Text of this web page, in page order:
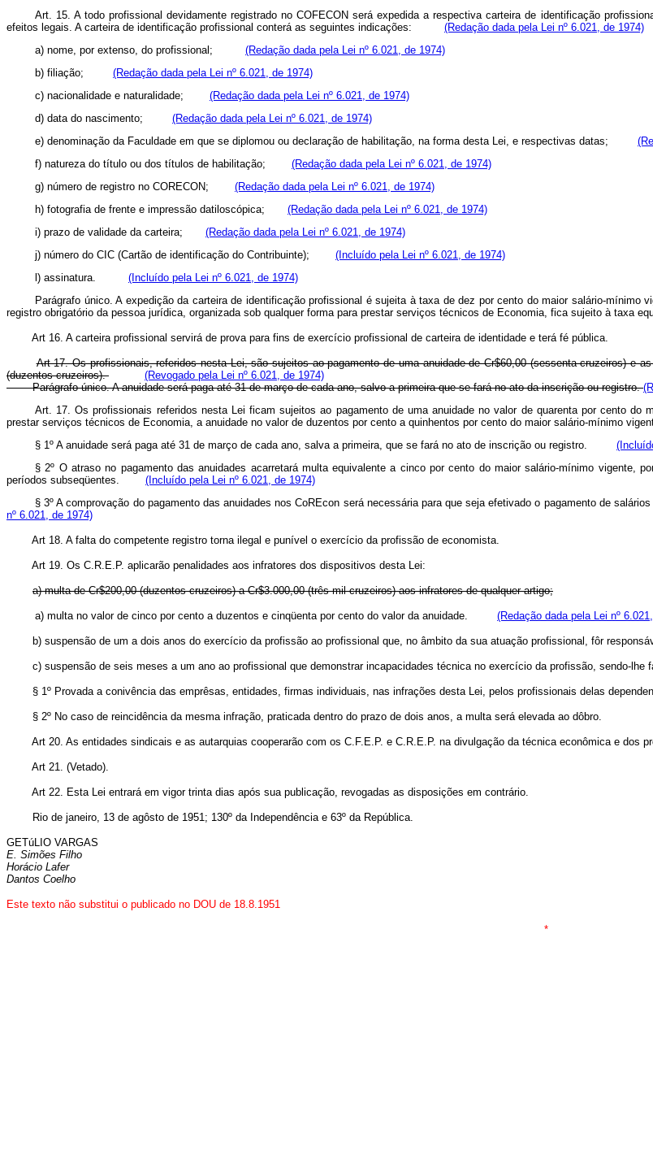
Art. 15. A todo profissional devidamente registrado noCOFECON será expedida a respectiva carteira de identificação
efeitos legais. A carteira de identificação profissional conterá as seguintes indicações: (Redação dada pela Lei nº 6.021, de 1974)
a) nome, por extenso, do profissional; (Redação dada pela Lei nº 6.021, de 1974)
b) filiação; (Redação dada pela Lei nº 6.021, de 1974)
c) nacionalidade e naturalidade; (Redação dada pela Lei nº 6.021, de 1974)
d) data do nascimento; (Redação dada pela Lei nº 6.021, de 1974)
e) denominação da Faculdade em que se diplomou ou declaração de habilitação, na forma desta Lei, e respectivas datas;
f) natureza do título ou dos títulos de habilitação; (Redação dada pela Lei nº 6.021, de 1974)
g) número de registro no CORECON; (Redação dada pela Lei nº 6.021, de 1974)
h) fotografia de frente e impressão datiloscópica; (Redação dada pela Lei nº 6.021, de 1974)
i) prazo de validade da carteira;
(Redação dada pela Lei nº 6.021, de 1974)
j) número do CIC (Cartão de identificação do Contribuinte); (Incluído pela Lei nº 6.021, de 1974)
l) assinatura. (Incluído pela Lei nº 6.021, de 1974)
Parágrafo único. A expedição da carteira de identificação profissional é sujeita à taxa de dez por cento do maior salário-
registro obrigatório da pessoa jurídica, organizada sob qualquer forma para prestar serviços técnicos de Economia, fica sujeito à
Art 16. A carteira profissional servirá de prova para fins de exercício profissional de carteira de identidade e terá fé pública.
Art 17. Os profissionais, referidos nesta Lei, são sujeitos ao pagamento de uma anuidade de Cr$60,00 (sessenta cruzeiros) e
(duzentos cruzeiros).
(Revogado pela Lei nº 6.021, de 1974)
Parágrafo único. A anuidade será paga até 31 de março de cada ano, salvo a primeira que se fará no ato da inscrição ou registro.
Art. 17. Os profissionais referidos nesta Lei ficam sujeitos ao pagamento de uma anuidade no valor de quarenta por cento
prestar serviços técnicos de Economia, a anuidade no valor de duzentos por cento a quinhentos por cento do maior salário-mínimo
§ 1º A anuidade será paga até 31 de março de cada ano, salva a primeira, que se fará no ato de inscrição ou registro.
§ 2º O atraso no pagamento das anuidades acarretará multa equivalente a cinco por cento do maior salário-mínimo vigente,
períodos subseqüentes. (Incluído pela Lei nº 6.021, de 1974)
§ 3º A comprovação do pagamento das anuidades nos CoREcon será necessária para que seja efetivado o pagamento de
nº 6.021, de 1974)
Art 18. A falta do competente registro torna ilegal e punível o exercício da profissão de economista.
Art 19. Os C.R.E.P. aplicarão penalidades aos infratores dos dispositivos desta Lei:
a) multa de Cr$200,00 (duzentos cruzeiros) a Cr$3.000,00 (três mil cruzeiros) aos infratores de qualquer artigo;
a) multa no valor de cinco por cento a duzentos e cinqüenta por cento do valor da anuidade. (Redação dada pela Lei nº
b) suspensão de um a dois anos do exercício da profissão ao profissional que, no âmbito da sua atuação profissional, fôr
c) suspensão de seis meses a um ano ao profissional que demonstrar incapacidades técnica no exercício da profissão, sendo-lhe
§ 1º Provada a conivência das emprêsas, entidades, firmas individuais, nas infrações desta Lei, pelos profissionais delas
§ 2º No caso de reincidência da mesma infração, praticada dentro do prazo de dois anos, a multa será elevada ao dôbro.
Art 20. As entidades sindicais e as autarquias cooperarão com os C.F.E.P. e C.R.E.P. na divulgação da técnica econômica e dos
Art 21. (Vetado).
Art 22. Esta Lei entrará em vigor trinta dias após sua publicação, revogadas as disposições em contrário.
Rio de janeiro, 13 de agôsto de 1951; 130º da Independência e 63º da República.
GETúLIO VARGAS
E. Simões Filho
Horácio Lafer
Dantos Coelho
Este texto não substitui o publicado no DOU de 18.8.1951
*